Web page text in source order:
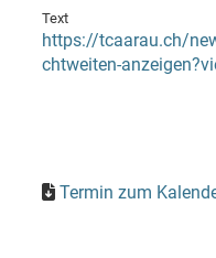
Text
https://tcaarau.ch/
chtweiten-
Termin zum